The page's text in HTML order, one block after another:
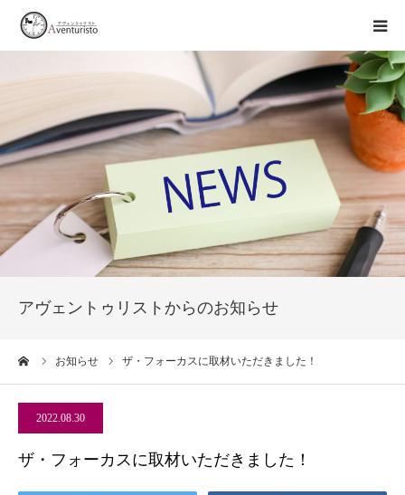
アヴェントゥリストからのお知らせ
お知らせ ザ・フォーカスに取材いただきました！
2022.08.30
ザ・フォーカスに取材いただきました！
トップページ
事業案内
お知らせ
企業情報